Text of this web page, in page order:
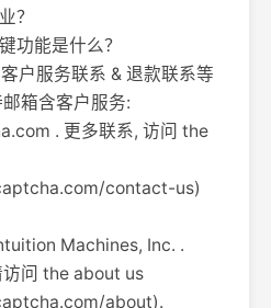
？
功能是什么？
户服务联系 & 退款联系等
箱含客户服务:
. 更多联系, 访问 the
contact-us)
Machines, Inc. .
问 the about us
about).